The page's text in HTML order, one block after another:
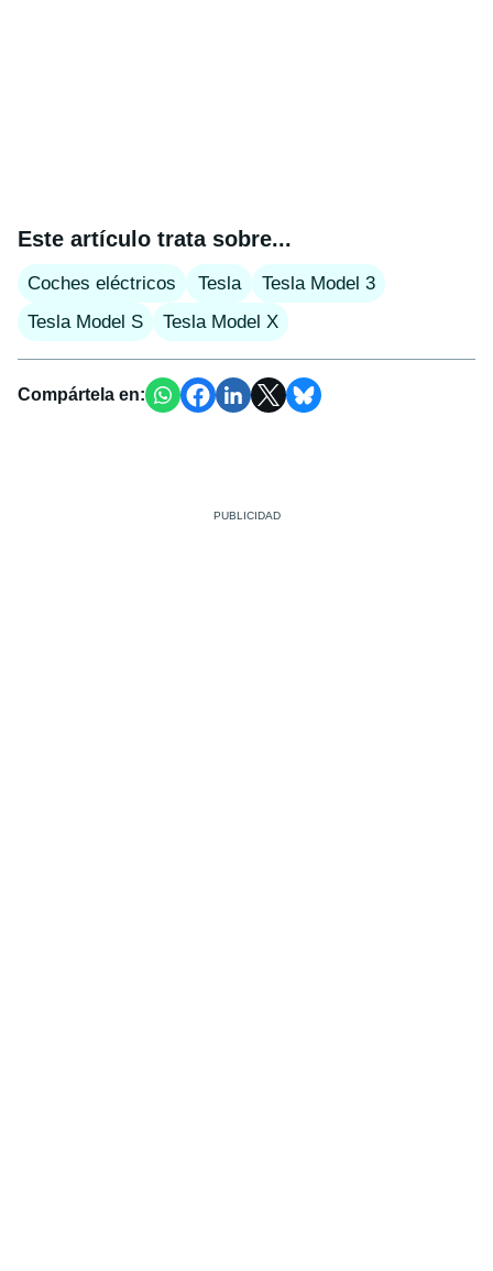
Este artículo trata sobre...
Coches eléctricos Tesla
Tesla Model 3
Tesla Model S
Tesla Model X
Compártela en: